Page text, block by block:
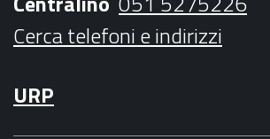
m
Cerca telefoni e indirizzi
URP